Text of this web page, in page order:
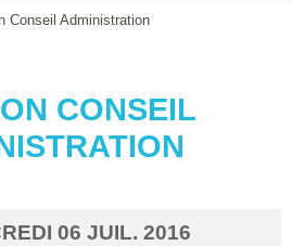
Conseil Administration
CONSEIL
06 JUIL. 2016